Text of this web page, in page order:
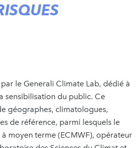
le Generali Climate Lab, dédié à
sensibilisation du public. Ce
géographes, climatologues,
de référence, parmi lesquels le
moyen terme (ECMWF), opérateur